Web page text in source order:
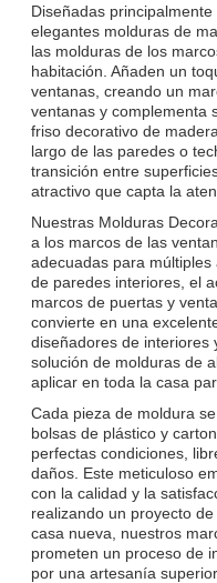
Diseñadas
elegantes molduras de
las molduras de los
habitación. Añaden un
ventanas, creando un
ventanas y complementa
friso decorativo de
largo de las paredes o
transición entre
atractivo que capta la
Nuestras Molduras
a los marcos de las
adecuadas para
de paredes interiores, el
marcos de puertas y
convierte en una
diseñadores de interiores
solución de molduras de
aplicar en toda la casa
Cada pieza de moldura
bolsas de plástico y
perfectas condiciones,
daños. Este meticuloso
con la calidad y la
realizando un proyecto
casa nueva, nuestros
prometen un proceso de
por una artesanía superior.